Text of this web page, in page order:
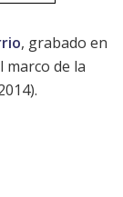
, grabado en
marco de la